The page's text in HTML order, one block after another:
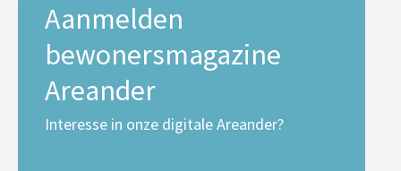
Aanmelden
bewonersmagazine
Areander
Interesse in onze digitale Areander?